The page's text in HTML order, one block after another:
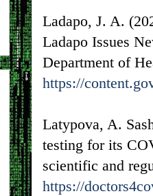
Ladapo, J. A.
Ladapo Issues
Department of
https://
Latypova, A.
testing for its
scientific and
https://